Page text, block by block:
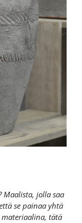
Maalista, jolla saa
se painaa yhtä
tätä